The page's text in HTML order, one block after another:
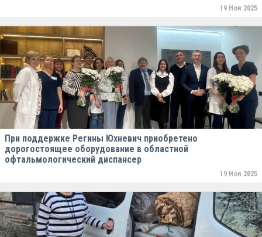
19 Ноя 2025
При поддержке Регины Юхневич приобретено
дорогостоящее оборудование в областной
офтальмологический диспансер
19 Ноя 2025